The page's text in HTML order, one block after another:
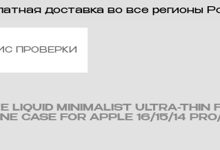
доставка во все регионы
ПРОВЕРКИ
MINIMALIST ULTRA-THIN
CASE FOR APPLE 16/15/14